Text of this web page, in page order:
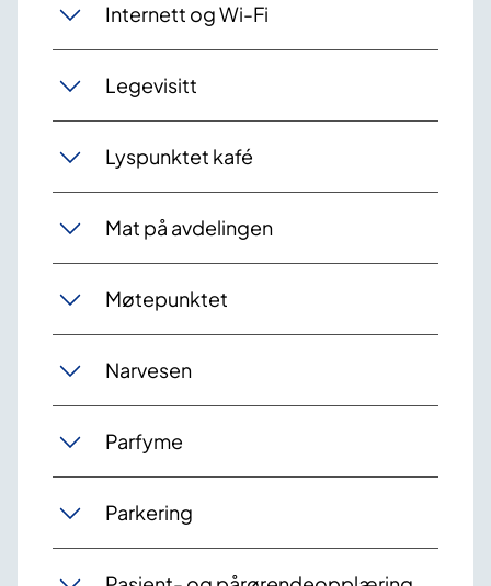
Internett og Wi-Fi
Legevisitt
Lyspunktet kafé
Mat på avdelingen
Møtepunktet
Narvesen
Parfyme
Parkering